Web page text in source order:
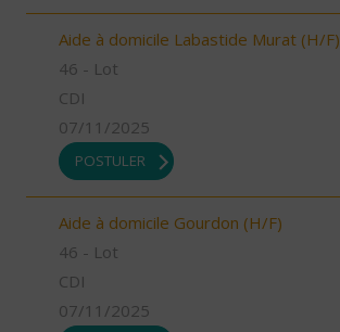
Aide à domicile Labastide Murat (H/F)
46 - Lot
CDI
07/11/2025
POSTULER
Aide à domicile Gourdon (H/F)
46 - Lot
CDI
07/11/2025